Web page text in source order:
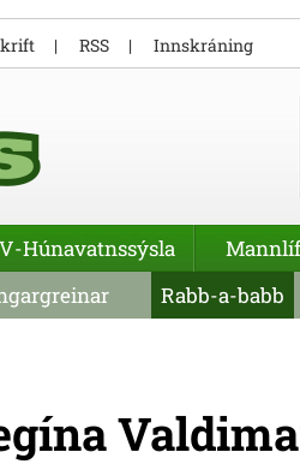
RSS Innskráning
V-Húnavatnssýsla Mannlíf
Rabb-a-babb